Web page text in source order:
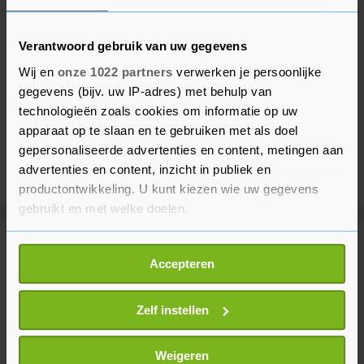
Verantwoord gebruik van uw gegevens
Wij en onze 1022 partners verwerken je persoonlijke
gegevens (bijv. uw IP-adres) met behulp van
technologieën zoals cookies om informatie op uw
apparaat op te slaan en te gebruiken met als doel
gepersonaliseerde advertenties en content, metingen aan
advertenties en content, inzicht in publiek en
productontwikkeling. U kunt kiezen wie uw gegevens
gebruikt en met welke doelen.
Als u het toestaat, willen we ook graag:
Informatie verzamelen over uw geografische
locatie, die tot een paar meter nauwkeurig kan zijn
Uw apparaat identificeren door het actief te
scannen op specifieke eigenschappen (fingerprinting)
Lees meer over hoe uw persoonlijke gegevens worden
Accepteren
Zelf instellen
Weigeren
Meer uit Voetbal
PEC Zwolle - Ajax stilgelegd voor
medisch noodgeval op tribune
1 uur geleden